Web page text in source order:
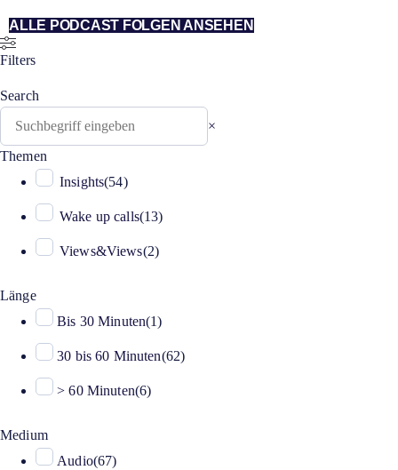
ALLE PODCAST FOLGEN ANSEHEN
Filters
Search
×
Themen
Insights(54)
Wake up calls(13)
Views&Views(2)
Länge
Bis 30 Minuten(1)
30 bis 60 Minuten(62)
> 60 Minuten(6)
Medium
Audio(67)